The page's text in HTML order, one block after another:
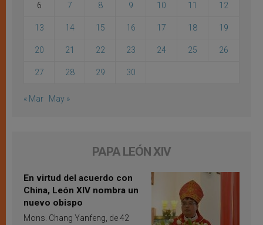
6 7 8 9 10 11 12
13 14 15 16 17 18 19
20 21 22 23 24 25 26
27 28 29 30
« Mar May »
PAPA LEÓN XIV
En virtud del acuerdo con
China, León XIV nombra un
nuevo obispo
Mons. Chang Yanfeng, de 42